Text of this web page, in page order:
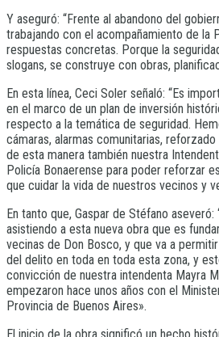
Y aseguró: “Frente al abandono del
trabajando con el acompañamiento de la
respuestas concretas. Porque la
slogans, se construye con obras,
En esta línea, Ceci Soler señaló: “Es
en el marco de un plan de inversión
respecto a la temática de seguridad.
cámaras, alarmas comunitarias,
de esta manera también nuestra
Policía Bonaerense para poder reforzar
que cuidar la vida de nuestros vecinos y
En tanto que, Gaspar de Stéfano aseveró:
asistiendo a esta nueva obra que es
vecinas de Don Bosco, y que va a
del delito en toda en toda esta zona, y
convicción de nuestra intendenta Mayra
empezaron hace unos años con el
Provincia de Buenos Aires».